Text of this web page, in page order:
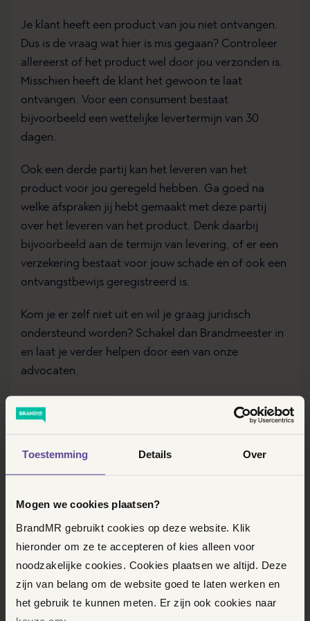
Toestemming Details Over
Mogen we cookies plaatsen?
BrandMR gebruikt cookies op deze website. Klik
hieronder om ze te accepteren of kies alleen voor
noodzakelijke cookies. Cookies plaatsen we altijd. Deze
zijn van belang om de website goed te laten werken en
het gebruik te kunnen meten. Er zijn ook cookies naar
Je klant heeft een product van jou niet ontvangen.
Dus is de vraag wat hier is mis gegaan? Controleer
allereerst of het product wel door jou verzonden is.
Misschien heeft de klant het gewoon te laat
ontvangen. Voor een consument bestaat
bijvoorbeeld een wettelijke levertermijn van 30
dagen.
Ook een derde partij kan het leveren van het
product voor jou geregeld hebben. Ga goed na
welke afspraken jij hebt gemaakt met deze partij
over het leveren van het product. Denk daarbij
bijvoorbeeld aan de termijn van levering, of er een
verzekering bestaat voor jouw schade en of ook een
ontvangstbewijs geregistreerd is.
Kom je er zelf niet uit en wil je graag juridisch
ondersteund worden? Schakel dan Brandmeester in
en laat je verder helpen door een van onze
advocaten.
Doe de gratis online check en kijk of Brandmeester
je kan helpen.
Vaste prijzen, dus geen uurtje-factuurtje
Ervaren topadvocaten en -juristen met eigen
specialismen